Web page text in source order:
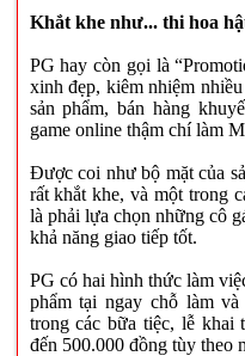
Khắt khe như... thi hoa
PG hay còn gọi là
xinh đẹp, kiêm nhiệm
sản phẩm, bán hàng
game online thậm chí làm
Được coi như bộ mặt của
rất khắt khe, và một trong
là phải lựa chọn những cô
khả năng giao tiếp tốt.
PG có hai hình thức làm
phẩm tại ngay chỗ làm
trong các bữa tiệc, lễ khai
đến 500.000 đồng tùy theo